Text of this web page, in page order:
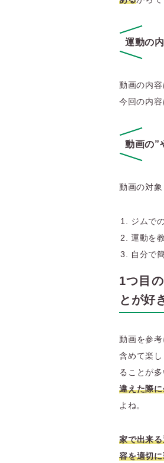
運動の
動画の内容
今回の内
動画の”
動画の対
ジムで
運動を
自分で
1つ目
とが好
動画を参
含めて楽
ることが
違えた際
よね。
家で出来
容を適切